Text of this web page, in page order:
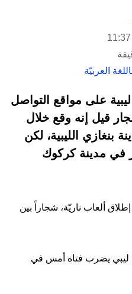
العربيّة
على مواقع التواصل
قيل إنه وقع خلال
بنغازي الليبية، لكن
في مدينة كركوك
ألعاب ناريّة، شجاراً بين
ليبي يضرب فتاة أمس في